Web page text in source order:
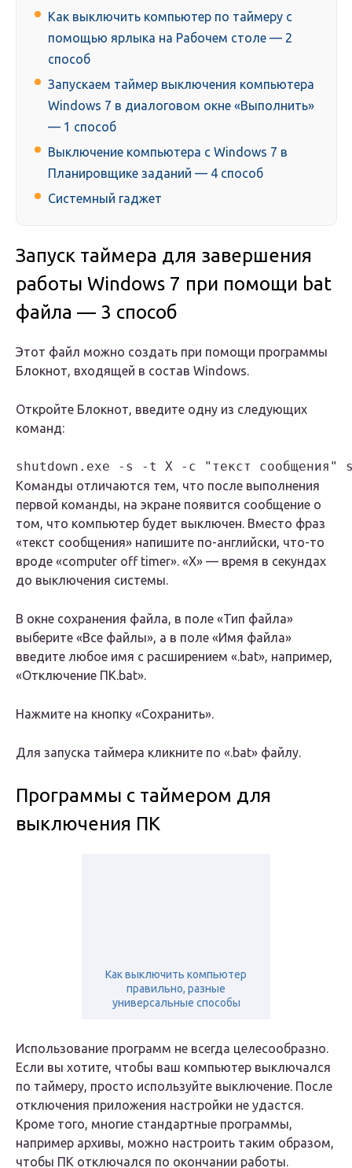
Как выключить компьютер по таймеру с
помощью ярлыка на Рабочем столе — 2
способ
Запускаем таймер выключения компьютера
Windows 7 в диалоговом окне «Выполнить»
— 1 способ
Выключение компьютера с Windows 7 в
Планировщике заданий — 4 способ
Системный гаджет
Запуск таймера для завершения
работы Windows 7 при помощи bat
файла — 3 способ
Этот файл можно создать при помощи программы
Блокнот, входящей в состав Windows.
Откройте Блокнот, введите одну из следующих
команд:
Команды отличаются тем, что после выполнения
первой команды, на экране появится сообщение о
том, что компьютер будет выключен. Вместо фраз
«текст сообщения» напишите по-английски, что-то
вроде «computer off timer». «X» — время в секундах
до выключения системы.
В окне сохранения файла, в поле «Тип файла»
выберите «Все файлы», а в поле «Имя файла»
введите любое имя с расширением «.bat», например,
«Отключение ПК.bat».
Нажмите на кнопку «Сохранить».
Для запуска таймера кликните по «.bat» файлу.
Программы с таймером для
выключения ПК
Как выключить компьютер
правильно, разные
универсальные способы
Использование программ не всегда целесообразно.
Если вы хотите, чтобы ваш компьютер выключался
по таймеру, просто используйте выключение. После
отключения приложения настройки не удастся.
Кроме того, многие стандартные программы,
например архивы, можно настроить таким образом,
чтобы ПК отключался по окончании работы.